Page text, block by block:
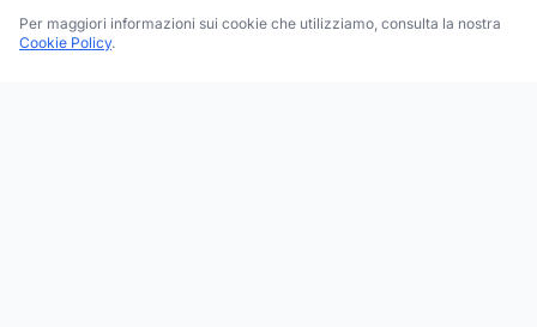
Per maggiori informazioni sui cookie che utilizziamo, consulta la nostra
Cookie Policy.